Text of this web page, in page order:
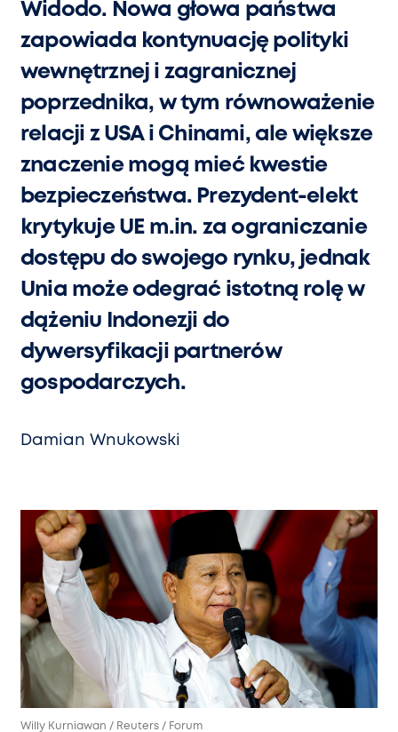
Widodo. Nowa głowa państwa
zapowiada kontynuację polityki
wewnętrznej i zagranicznej
poprzednika, w tym równoważenie
relacji z USA i Chinami, ale większe
znaczenie mogą mieć kwestie
bezpieczeństwa. Prezydent-elekt
krytykuje UE m.in. za ograniczanie
dostępu do swojego rynku, jednak
Unia może odegrać istotną rolę w
dążeniu Indonezji do
dywersyfikacji partnerów
gospodarczych.
Damian Wnukowski
Willy Kurniawan / Reuters / Forum